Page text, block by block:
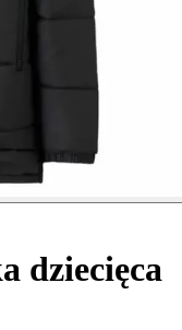
dziecięca